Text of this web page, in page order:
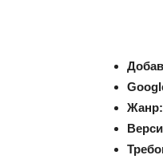
Жанр: